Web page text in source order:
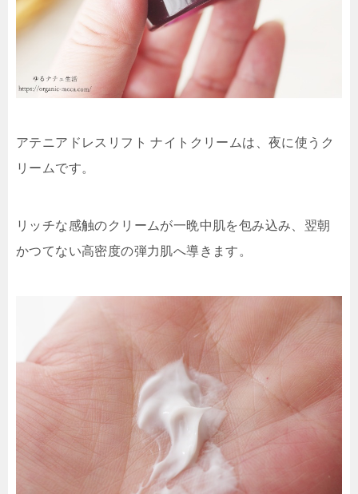
アテニアドレスリフト ナイトクリームは、夜に使うク
リームです。
リッチな感触のクリームが一晩中肌を包み込み、翌朝
かつてない高密度の弾力肌へ導きます。